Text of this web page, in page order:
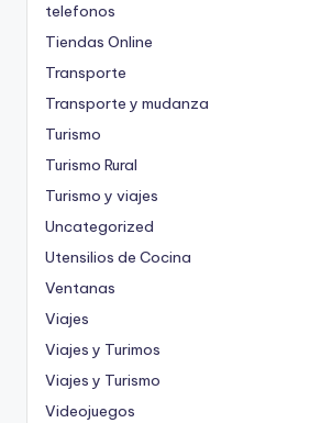
telefonos
Tiendas Online
Transporte
Transporte y mudanza
Turismo
Turismo Rural
Turismo y viajes
Uncategorized
Utensilios de Cocina
Ventanas
Viajes
Viajes y Turimos
Viajes y Turismo
Videojuegos